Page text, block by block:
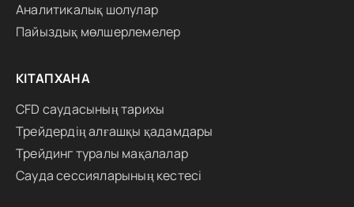
Аналитикалық шолулар
Пайыздық мөлшерлемелер
КІТАПХАНА
CFD саудасының тарихы
Трейдердің алғашқы қадамдары
Трейдинг туралы мақалалар
Сауда сессияларының кестесі